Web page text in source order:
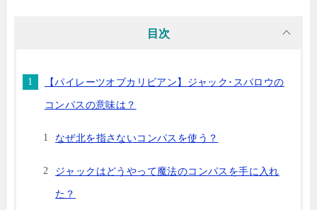
目次
【パイレーツオブカリビアン】ジャック･スパロウの
コンパスの意味は？
なぜ北を指さないコンパスを使う？
ジャックはどうやって魔法のコンパスを手に入れ
た？